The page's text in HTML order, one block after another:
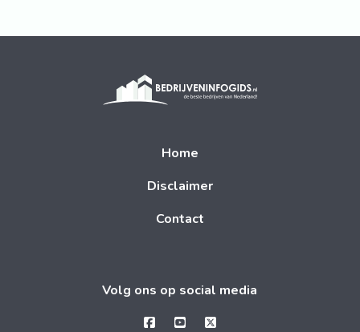
Home
Disclaimer
Contact
Volg ons op social media